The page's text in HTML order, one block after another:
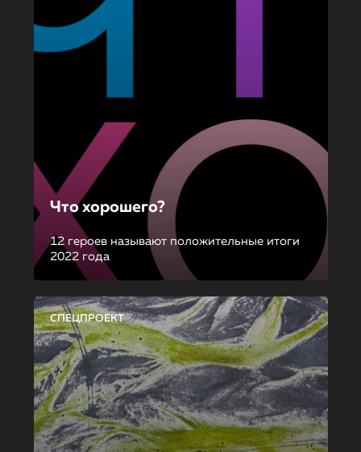
Что хорошего?
12 героев называют положительные итоги
2022 года
СПЕЦПРОЕКТ